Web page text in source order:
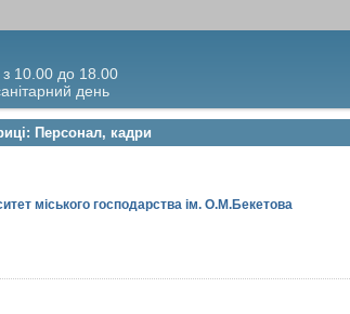
з 10.00 до 18.00
день
Персонал, кадри
міського господарства ім. О.М.Бекетова